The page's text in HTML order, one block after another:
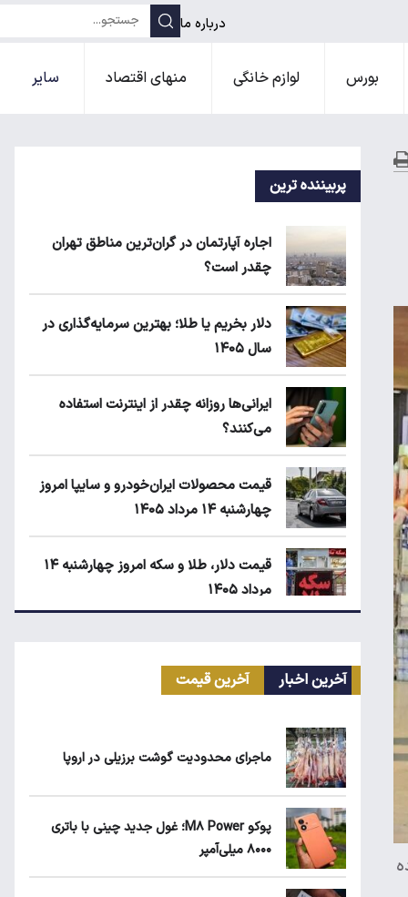
درباره ما
بورس لوازم خانگی منهای اقتصاد سایر
پربیننده ترین
اجاره آپارتمان در گران‌ترین مناطق تهران
چقدر است؟
دلار بخریم یا طلا؛ بهترین سرمایه‌گذاری در
سال ۱۴۰۵
ایرانی‌ها روزانه چقدر از اینترنت استفاده
می‌کنند؟
قیمت محصولات ایران‌خودرو و سایپا امروز
چهارشنبه ۱۴ مرداد ۱۴۰۵
قیمت دلار، طلا و سکه امروز چهارشنبه ۱۴
مرداد ۱۴۰۵
تا پاییز
مرداد
۲
آخرین اخبار آخرین قیمت
ماجرای محدودیت گوشت برزیلی در اروپا
پوکو M۸ Power؛ غول جدید چینی با باتری
۸۰۰۰ میلی‌آمپر